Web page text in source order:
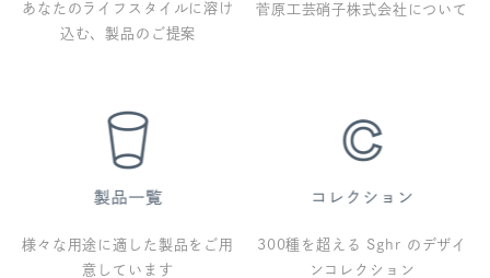
あなたのライフスタイルに溶け
込む、製品のご提案
菅原工芸硝子株式会社について
様々な用途に適した製品をご用
意しています
300種を超える Sghr のデザイ
ンコレクション